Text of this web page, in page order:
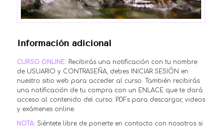
Información adicional
CURSO ONLINE: Recibirás una notificación con tu nombre
de USUARIO y CONTRASEÑA, debes INICIAR SESIÓN en
nuestro sitio web para acceder al curso. También recibirás
una notificación de tu compra con un ENLACE que te dará
acceso al contenido del curso: PDFs para descargar, videos
y exámenes online.
NOTA: Siéntete libre de ponerte en contacto con nosotros si